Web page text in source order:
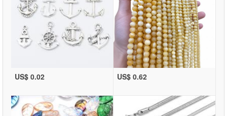
US$ 0.02 US$ 0.62